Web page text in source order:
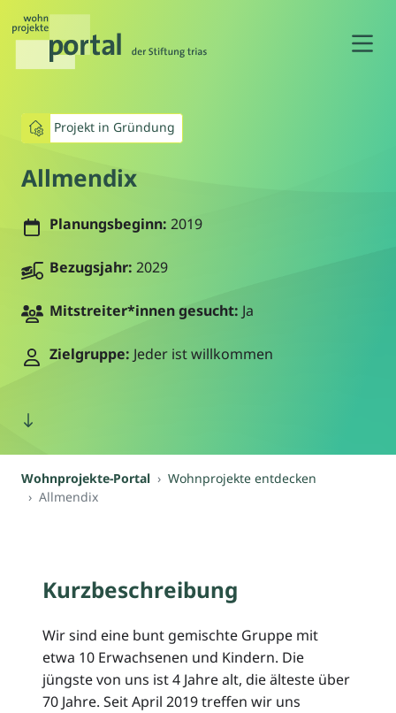
Projekt in Gründung
Allmendix
Planungsbeginn: 2019
Bezugsjahr: 2029
Mitstreiter*innen gesucht: Ja
Zielgruppe: Jeder ist willkommen
Wohnprojekte-Portal
Wohnprojekte entdecken
Allmendix
Kurzbeschreibung
Wir sind eine bunt gemischte Gruppe mit
etwa 10 Erwachsenen und Kindern. Die
jüngste von uns ist 4 Jahre alt, die älteste über
70 Jahre. Seit April 2019 treffen wir uns